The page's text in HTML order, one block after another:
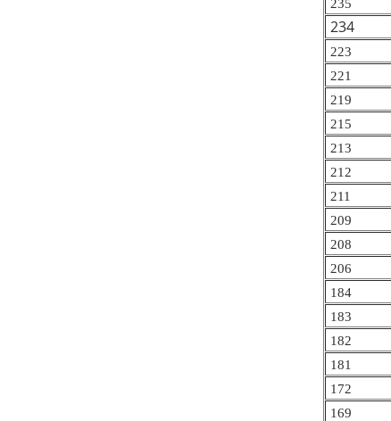
235
234
223
221
219
215
213
212
211
209
208
206
184
183
182
181
172
169